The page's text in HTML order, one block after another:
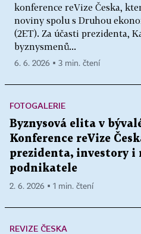
konference reVize Česka,
noviny spolu s Druhou
(2ET). Za účasti prezidenta,
byznysmenů...
6. 6. 2026 ▪ 3 min. čtení
FOTOGALERIE
Byznysová elita v
Konference reVize
prezidenta, investory i
podnikatele
2. 6. 2026 ▪ 1 min. čtení
REVIZE ČESKA